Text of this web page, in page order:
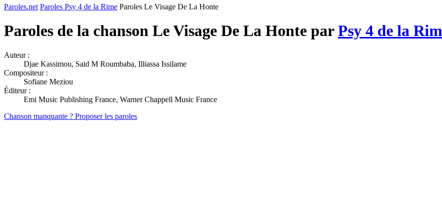
Paroles.net Paroles Psy 4 de la Rime Paroles Le Visage De La Honte
Paroles de la chanson Le Visage De La Honte parPsy 4 de la
Auteur :
Djae Kassimou, Said M Roumbaba, Illiassa Issilame
Compositeur :
Sofiane Meziou
Éditeur :
Emi Music Publishing France, Warner Chappell Music France
Chanson manquante ? Proposer les paroles